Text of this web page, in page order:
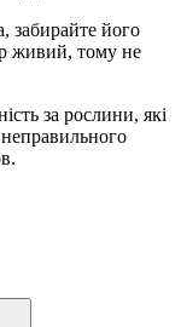
забирайте його
живий, тому не
за рослини, які